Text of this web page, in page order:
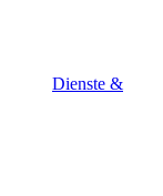
Dienste &